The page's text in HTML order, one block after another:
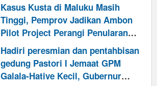
Kasus Kusta di Maluku Masih
Tinggi, Pemprov Jadikan Ambon
Pilot Project Perangi Penularan
dan Hapus Stigma
Hadiri peresmian dan pentahbisan
gedung Pastori I Jemaat GPM
Galala-Hative Kecil, Gubernur